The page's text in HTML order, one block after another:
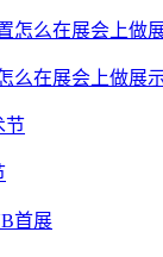
么在展会上做展示